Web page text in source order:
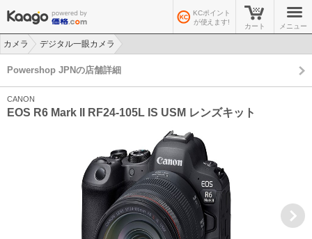
KCポイント
が使えます!
カート メニュー
カメラ
デジタル一眼カメラ
Powershop JPNの店舗詳細
CANON
EOS R6 Mark II RF24-105L IS USM レンズキット